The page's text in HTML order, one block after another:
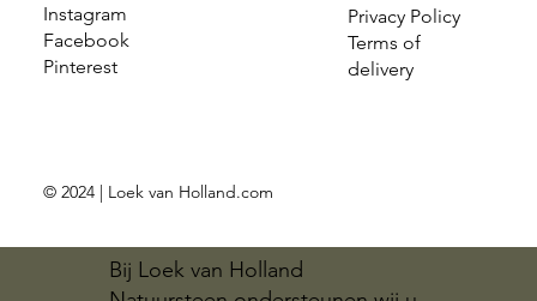
Bij Loek van Holland
Instagram
Facebook
Pinterest
Privacy Policy
Terms of
delivery
© 2024 | Loek van Holland.com